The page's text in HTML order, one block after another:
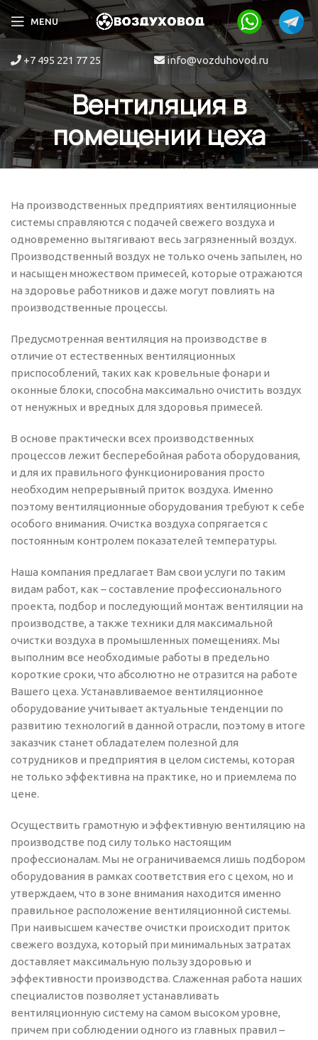
MENU
+7 495 221 77 25 info@vozduhovod.ru
Вентиляция в
помещении цеха
На производственных предприятиях вентиляционные
системы справляются с подачей свежего воздуха и
одновременно вытягивают весь загрязненный воздух.
Производственный воздух не только очень запылен, но
и насыщен множеством примесей, которые отражаются
на здоровье работников и даже могут повлиять на
производственные процессы.
Предусмотренная вентиляция на производстве в
отличие от естественных вентиляционных
приспособлений, таких как кровельные фонари и
оконные блоки, способна максимально очистить воздух
от ненужных и вредных для здоровья примесей.
В основе практически всех производственных
процессов лежит бесперебойная работа оборудования,
и для их правильного функционирования просто
необходим непрерывный приток воздуха. Именно
поэтому вентиляционные оборудования требуют к себе
особого внимания. Очистка воздуха сопрягается с
постоянным контролем показателей температуры.
Наша компания предлагает Вам свои услуги по таким
видам работ, как – составление профессионального
проекта, подбор и последующий монтаж вентиляции на
производстве, а также техники для максимальной
очистки воздуха в промышленных помещениях. Мы
выполним все необходимые работы в предельно
короткие сроки, что абсолютно не отразится на работе
Вашего цеха. Устанавливаемое вентиляционное
оборудование учитывает актуальные тенденции по
развитию технологий в данной отрасли, поэтому в итоге
заказчик станет обладателем полезной для
сотрудников и предприятия в целом системы, которая
не только эффективна на практике, но и приемлема по
цене.
Осуществить грамотную и эффективную вентиляцию на
производстве под силу только настоящим
профессионалам. Мы не ограничиваемся лишь подбором
оборудования в рамках соответствия его с цехом, но и
утверждаем, что в зоне внимания находится именно
правильное расположение вентиляционной системы.
При наивысшем качестве очистки происходит приток
свежего воздуха, который при минимальных затратах
доставляет максимальную пользу здоровью и
эффективности производства. Слаженная работа наших
специалистов позволяет устанавливать
вентиляционную систему на самом высоком уровне,
причем при соблюдении одного из главных правил –